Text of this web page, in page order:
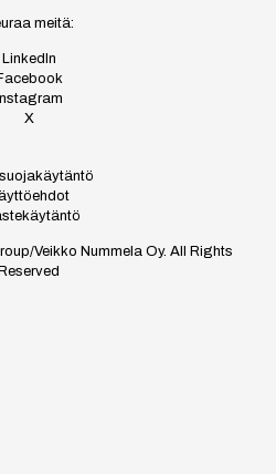
meitä:
LinkedIn
Instagram
X
Veikko Nummela Oy. All Rights
Reserved